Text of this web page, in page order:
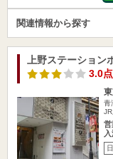
関連情報から探す
上野ステーション
3.0点
青
営